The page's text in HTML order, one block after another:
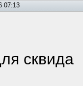
07:13
сквида